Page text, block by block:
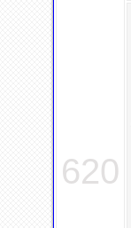
620